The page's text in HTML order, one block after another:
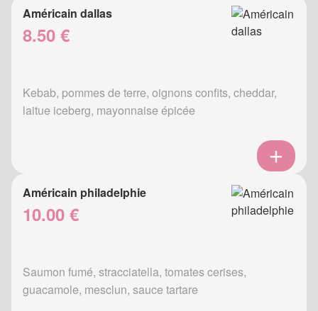
Américain dallas
8.50 €
Kebab, pommes de terre, oignons confits, cheddar,
laitue iceberg, mayonnaise épicée
Américain philadelphie
10.00 €
Saumon fumé, stracciatella, tomates cerises,
guacamole, mesclun, sauce tartare